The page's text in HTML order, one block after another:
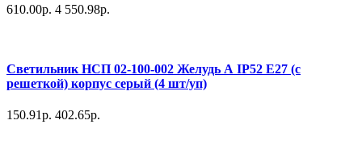
610.00р. 4 550.98р.
Светильник НСП 02-100-002 Желудь А IP52 E27 (с
решеткой) корпус серый (4 шт/уп)
150.91р. 402.65р.